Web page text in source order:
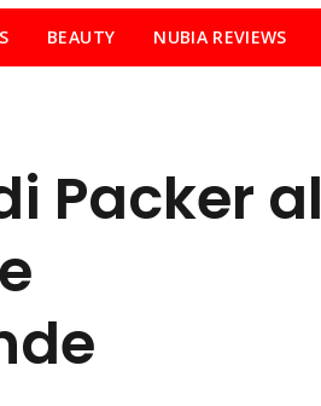
BEAUTY NUBIA REVIEWS
Packer al